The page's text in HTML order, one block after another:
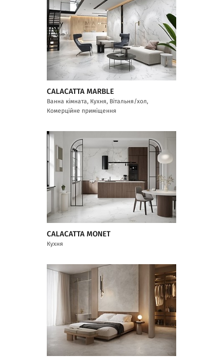
CALACATTA MARBLE
Ванна кімната, Кухня, Вітальня/хол,
Комерційне приміщення
CALACATTA MONET
Кухня